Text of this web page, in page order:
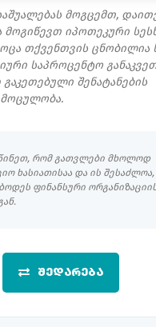
მოგცემთ,
მოგიწევთ იპოთეკური
თქვენთვის ცნობილია
საპროცენტო
შენატანების
რომ გათვლები მხოლოდ
ხასიათისაა და ის შესაძლოა,
ფინანსური
ᲨᲔᲓᲐᲠᲔᲑᲐ